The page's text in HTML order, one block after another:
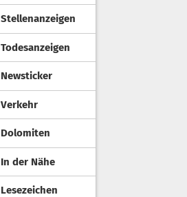
Stellenanzeigen
Todesanzeigen
Newsticker
Verkehr
Dolomiten
In der Nähe
Lesezeichen